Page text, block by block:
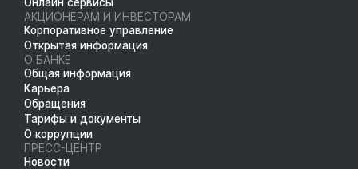
АКЦИОНЕРАМ И ИНВЕСТОРАМ
Корпоративное управление
Открытая информация
О БАНКЕ
Общая информация
Карьера
Обращения
Тарифы и документы
О коррупции
ПРЕСС-ЦЕНТР
Новости